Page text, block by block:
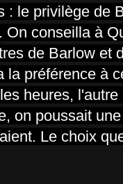
le privilège de
conseilla à
de Barlow et
préférence à
heures,
on poussait
Le choix